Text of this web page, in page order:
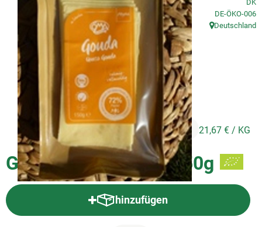
So geht's
Service
Unsere regionalen Erzeuger
Gouda in Scheiben, 150g
3,25 € / Stück 21,67 € / KG
DK
, Kontrollstelle:
DE-ÖKO-006
, Herkunft:
Deutschland
hinzufügen
Produkt zum Warenkorb